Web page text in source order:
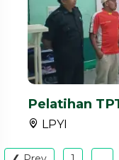
Pelatihan
LPYI